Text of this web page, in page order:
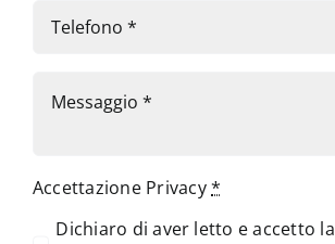
Accettazione Privacy*
Dichiaro di aver letto e accetto la